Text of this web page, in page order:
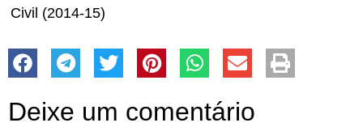
Civil (2014-15)
Deixe um comentário